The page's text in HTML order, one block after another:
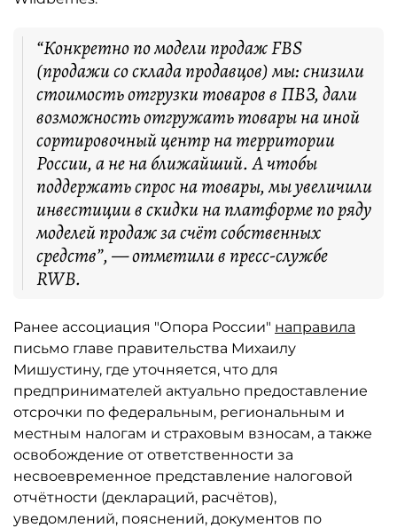
“Конкретно по модели продаж FBS
(продажи со склада продавцов) мы: снизили
стоимость отгрузки товаров в ПВЗ, дали
возможность отгружать товары на иной
сортировочный центр на территории
России, а не на ближайший. А чтобы
поддержать спрос на товары, мы увеличили
инвестиции в скидки на платформе по ряду
моделей продаж за счёт собственных
средств”, — отметили в пресс-службе
RWB.
Ранее ассоциация "Опора России" направила
письмо главе правительства Михаилу
Мишустину, где уточняется, что для
предпринимателей актуально предоставление
отсрочки по федеральным, региональным и
местным налогам и страховым взносам, а также
освобождение от ответственности за
несвоевременное представление налоговой
отчётности (деклараций, расчётов),
уведомлений, пояснений, документов по